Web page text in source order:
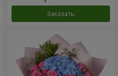
Заказать